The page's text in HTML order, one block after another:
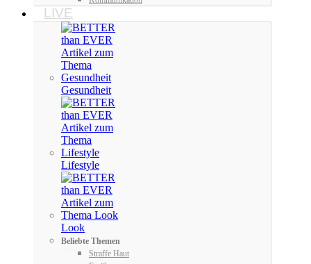
LIVE
Gesundheit
Lifestyle
Look
Beliebte Themen
Straffe Haut